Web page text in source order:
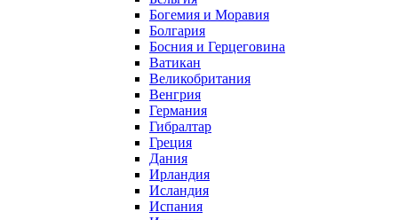
Богемия и Моравия
Болгария
Босния и Герцеговина
Ватикан
Великобритания
Венгрия
Германия
Гибралтар
Греция
Дания
Ирландия
Исландия
Испания